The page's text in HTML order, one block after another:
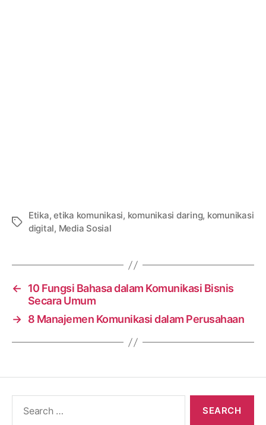
Tags
Etika,etika komunikasi, komunikasi daring, komunikasi
digital, Media Sosial
←
10 Fungsi Bahasa dalam Komunikasi Bisnis
Secara Umum
→ 8 Manajemen Komunikasi dalam Perusahaan